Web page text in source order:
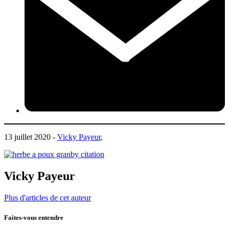
13 juillet 2020 - Vicky Payeur,
Vicky Payeur
Plus d'articles de cet auteur
Faites-vous entendre